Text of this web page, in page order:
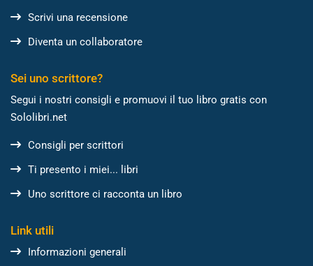
Scrivi una recensione
Diventa un collaboratore
Sei uno scrittore?
Segui i nostri consigli e promuovi il tuo libro gratis con
Sololibri.net
Consigli per scrittori
Ti presento i miei... libri
Uno scrittore ci racconta un libro
Link utili
Informazioni generali